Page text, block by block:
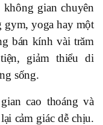
gian chuyên
gym, yoga hay một
bán kính vài trăm
giảm thiểu di
sống.
cao thoáng và
cảm giác dễ chịu.